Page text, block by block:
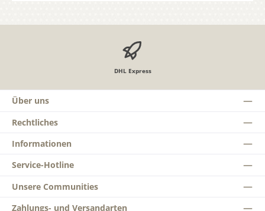
DHL Express
Über uns
Rechtliches
Informationen
Service-Hotline
Unsere Communities
Zahlungs- und Versandarten